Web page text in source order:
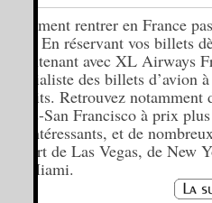
Comment rentrer en France
été ? En réservant vos billets
maintenant avec XL Airways
spécialiste des billets d’avion
réduits. Retrouvez notamment
Paris-San Francisco à prix plus
qu’intéressants, et de
départ de Las Vegas, de New
de Miami.